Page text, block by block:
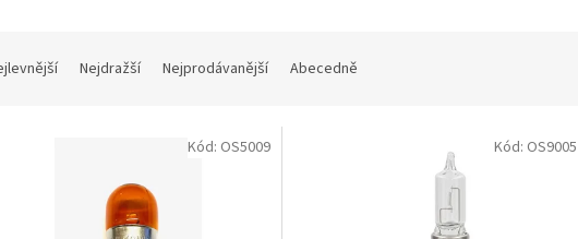
Nejdražší Nejprodávanější Abecedně
Kód: OS5009 Kód: OS9005